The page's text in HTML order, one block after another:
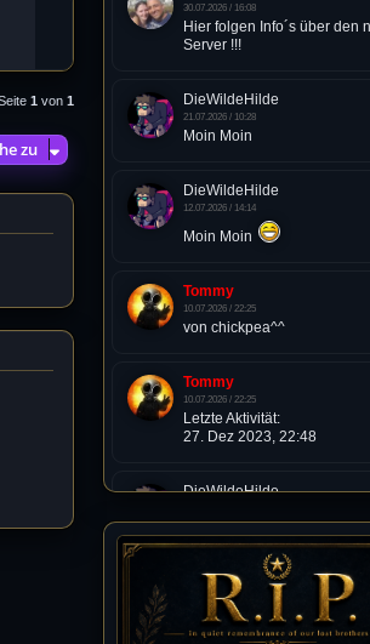
1 von 1
zu
30.07.2026 / 16:08
Hier folgen Info´s über den
Server !!!
DieWildeHilde
21.07.2026 / 10:28
Moin Moin
DieWildeHilde
12.07.2026 / 14:14
Moin Moin
Tommy
10.07.2026 / 22:25
von chickpea^^
Tommy
10.07.2026 / 22:25
Letzte Aktivität:
27. Dez 2023, 22:48
DieWildeHilde
Happy Birthday Chickpea
DieWildeHilde
10.07.2026 / 10:08
Hallo meine Lieben!